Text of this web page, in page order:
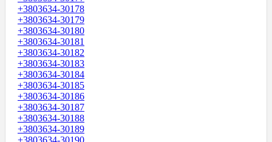
+3803634-30178
+3803634-30179
+3803634-30180
+3803634-30181
+3803634-30182
+3803634-30183
+3803634-30184
+3803634-30185
+3803634-30186
+3803634-30187
+3803634-30188
+3803634-30189
+3803634-30190